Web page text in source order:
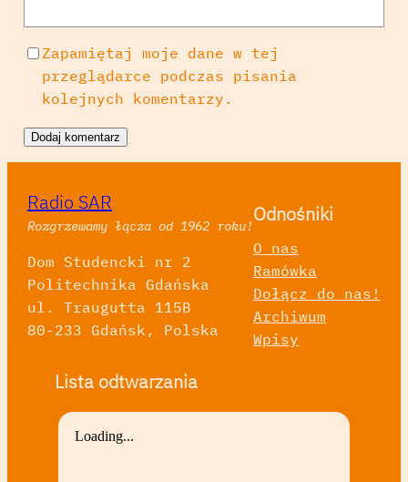
Zapamiętaj moje dane w tej
przeglądarce podczas pisania
kolejnych komentarzy.
Radio SAR
Rozgrzewamy łącza od 1962 roku!
Dom Studencki nr 2
Politechnika Gdańska
ul. Traugutta 115B
80-233 Gdańsk, Polska
Odnośniki
O nas
Ramówka
Dołącz do nas!
Archiwum
Wpisy
Lista odtwarzania